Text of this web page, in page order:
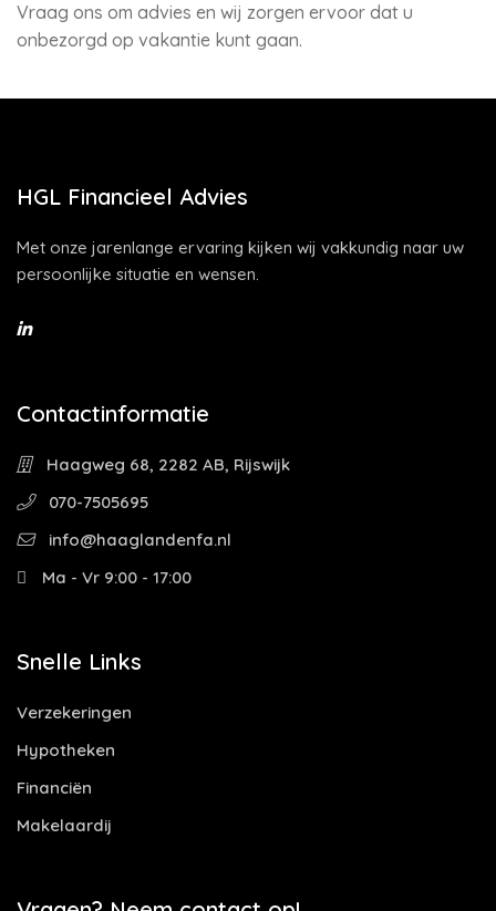
Vraag ons om advies en wij zorgen ervoor dat u
onbezorgd op vakantie kunt gaan.
HGL Financieel Advies
Met onze jarenlange ervaring kijken wij vakkundig naar uw
persoonlijke situatie en wensen.
Contactinformatie
Haagweg 68, 2282 AB, Rijswijk
070-7505695
info@haaglandenfa.nl
Ma - Vr 9:00 - 17:00
Snelle Links
Verzekeringen
Hypotheken
Financiën
Makelaardij